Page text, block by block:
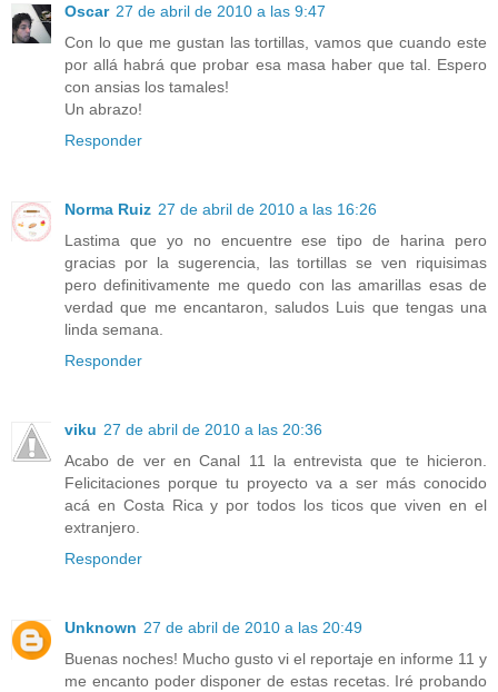
Oscar 27 de abril de 2010 a las 9:47
Con lo que me gustan las tortillas, vamos que cuando este
por allá habrá que probar esa masa haber que tal. Espero
con ansias los tamales!
Un abrazo!
Responder
Norma Ruiz 27 de abril de 2010 a las 16:26
Lastima que yo no encuentre ese tipo de harina pero
gracias por la sugerencia, las tortillas se ven riquisimas
pero definitivamente me quedo con las amarillas esas de
verdad que me encantaron, saludos Luis que tengas una
linda semana.
Responder
viku 27 de abril de 2010 a las 20:36
Acabo de ver en Canal 11 la entrevista que te hicieron.
Felicitaciones porque tu proyecto va a ser más conocido
acá en Costa Rica y por todos los ticos que viven en el
extranjero.
Responder
Unknown 27 de abril de 2010 a las 20:49
Buenas noches! Mucho gusto vi el reportaje en informe 11 y
me encanto poder disponer de estas recetas. Iré probando